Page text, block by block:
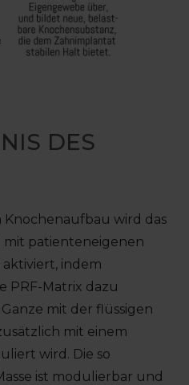
DES
wird das
mit patienteneigenen
indem
PRF-Matrix dazu
mit der flüssigen
mit einem
wird. Die so
ist modulierbar und